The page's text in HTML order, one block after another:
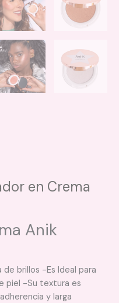
en Crema
Anik
brillos -Es Ideal para
piel -Su textura es
y larga